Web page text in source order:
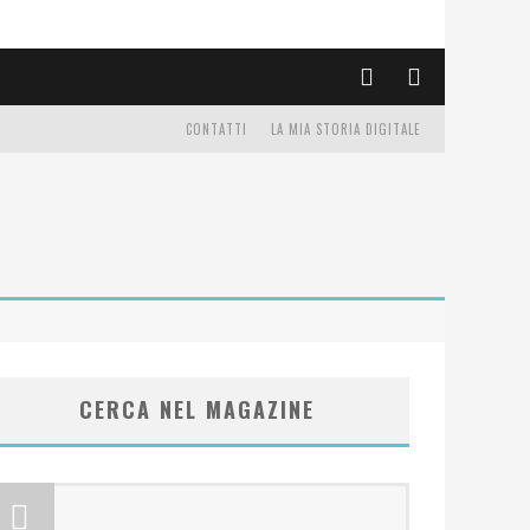
LA MIA STORIA DIGITALE
CONTATTI
CERCA NEL MAGAZINE